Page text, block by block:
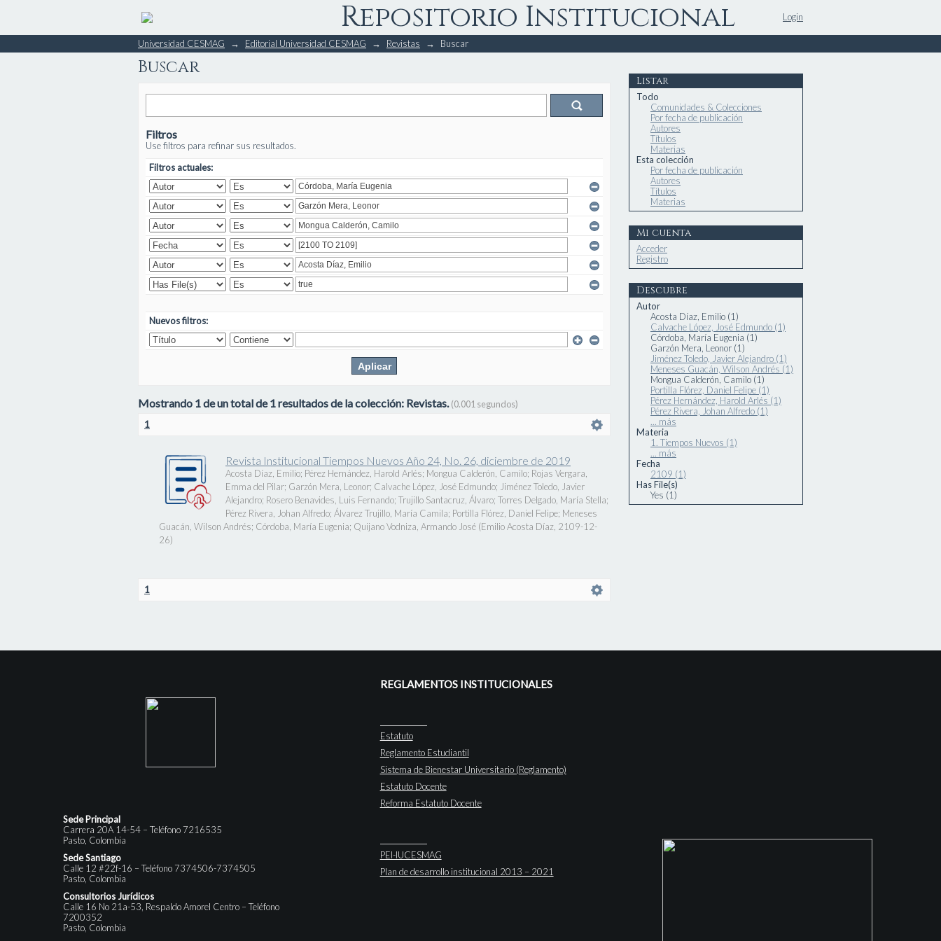
Repositorio Institucional
Buscar
Login
Universidad CESMAG → Editorial Universidad CESMAG → Revistas → Buscar
Buscar
Filtros
Use filtros para refinar sus resultados.
Filtros actuales:
Nuevos filtros:
Mostrando 1 de un total de 1 resultados de la colección: Revistas.(0.001 segundos)
1
Revista Institucional Tiempos Nuevos Año 24, No. 26, diciembre de 2019
Acosta Díaz, Emilio; Pérez Hernández, Harold Arlés; Mongua Calderón, Camilo; Rojas Vergara,
Emma del Pilar; Garzón Mera, Leonor; Calvache López, José Edmundo; Jiménez Toledo, Javier
Alejandro; Rosero Benavides, Luis Fernando; Trujillo Santacruz, Álvaro; Torres Delgado, María Stella;
Pérez Rivera, Johan Alfredo; Álvarez Trujillo, María Camila; Portilla Flórez, Daniel Felipe; Meneses
Guacán, Wilson Andrés; Córdoba, María Eugenia; Quijano Vodniza, Armando José (Emilio Acosta Díaz 2109-12-
26)
1
Listar
Todo
Comunidades & Colecciones
Por fecha de publicación
Autores
Títulos
Materias
Esta colección
Por fecha de publicación
Autores
Títulos
Materias
Mi cuenta
Acceder
Registro
Descubre
Autor
Acosta Díaz, Emilio (1)
Calvache López, José Edmundo (1)
Córdoba, María Eugenia (1)
Garzón Mera, Leonor (1)
Jiménez Toledo, Javier Alejandro (1)
Meneses Guacán, Wilson Andrés (1)
Mongua Calderón, Camilo (1)
Portilla Flórez, Daniel Felipe (1)
Pérez Hernández, Harold Arlés (1)
Pérez Rivera, Johan Alfredo (1)
... más
Materia
1. Tiempos Nuevos (1)
... más
Fecha
2109 (1)
Has File(s)
Yes (1)
Sede Principal
Carrera 20A 14-54 – Teléfono 7216535
Pasto, Colombia
Sede Santiago
Calle 12 #22f-16 – Teléfono 7374506-7374505
Pasto, Colombia
Consultorios Jurídicos
Calle 16 No 21a-53, Respaldo Amorel Centro – Teléfono
7200352
Pasto, Colombia
REGLAMENTOS INSTITUCIONALES
Estatuto
Reglamento Estudiantil
Sistema de Bienestar Universitario (Reglamento)
Estatuto Docente
Reforma Estatuto Docente
PEI-IUCESMAG
Plan de desarrollo institucional 2013 – 2021